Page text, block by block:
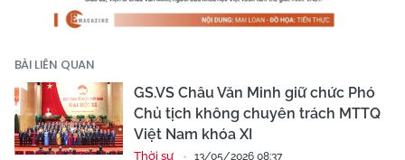
BÀI LIÊN QUAN
GS.VS Châu Văn Minh giữ chức Phó
Chủ tịch không chuyên trách MTTQ
Việt Nam khóa XI
Thời sự 13/05/2026 08:37